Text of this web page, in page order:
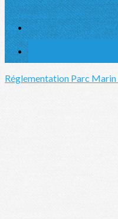
Réglementation Parc Marin